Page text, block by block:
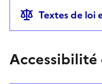
Textes de loi